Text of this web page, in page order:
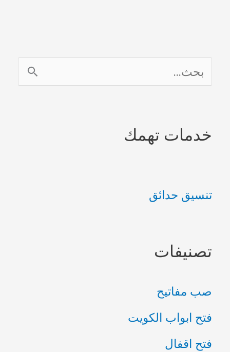
ح
خدمات تهمك
تنسيق حدائق
تصنيفات
صب مفاتيح
فتح ابواب الكويت
فتح اقفال